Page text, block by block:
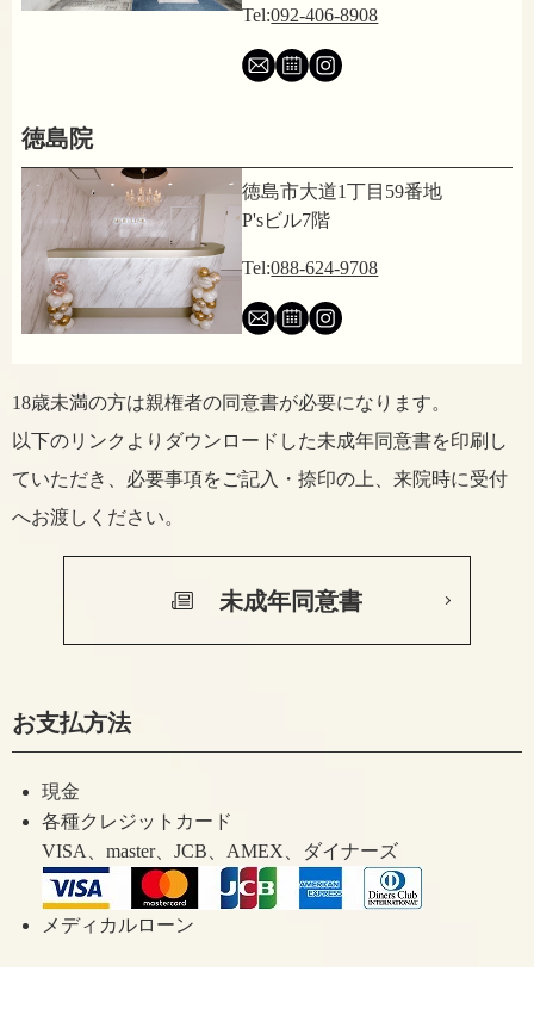
Tel:092-406-8908
徳島院
徳島市大道1丁目59番地
P'sビル7階
Tel:088-624-9708
18歳未満の方は親権者の同意書が必要になります。
以下のリンクよりダウンロードした未成年同意書を印刷し
ていただき、 必要事項をご記入・捺印の上、来院時に受付
へお渡しください。
未成年同意書
お支払方法
現金
各種クレジットカード
VISA、master、JCB、AMEX、ダイナーズ
メディカルローン